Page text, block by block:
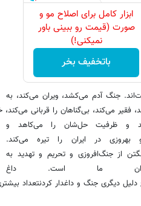
ابزار کامل برای اصلاح مو و
صورت (قیمت رو ببینی باور
نمیکنی!)
باتخفیف بخر
جنگ آدم می‌کشد، ویران می‌کند، به
فقیر می‌کند، بی‌گناهان را قربانی
و ظرفیت حل‌شان را می‌کاهد و
در ایران را تیره می‌کند.
از جنگ‌افروزی و تحریم و تهدید به
ما است. داغ
دی‌ماه ۱۴۰۴ و هیچ دلیل دیگری جنگ و داغدار